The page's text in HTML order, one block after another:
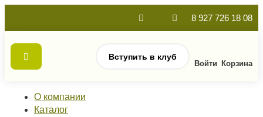
8 927 726 18 08
Вступить в клуб
Войти Корзина
О компании
Каталог